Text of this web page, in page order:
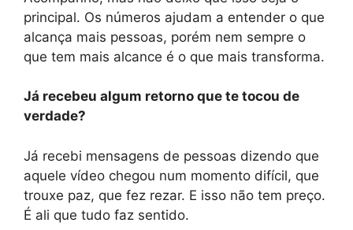
principal. Os números ajudam a entender o que
alcança mais pessoas, porém nem sempre o
que tem mais alcance é o que mais transforma.
Já recebeu algum retorno que te tocou de
verdade?
Já recebi mensagens de pessoas dizendo que
aquele vídeo chegou num momento difícil, que
trouxe paz, que fez rezar. E isso não tem preço.
É ali que tudo faz sentido.